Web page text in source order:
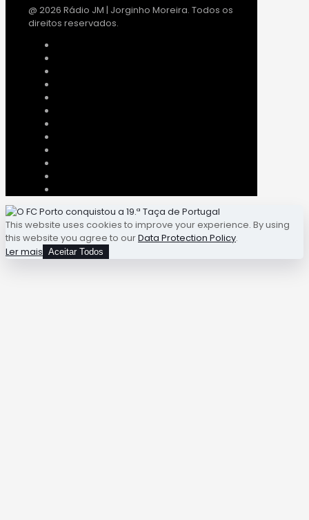
@ 2026 Rádio JM | Jorginho Moreira. Todos os
direitos reservados.
This website uses cookies to improve your experience. By using
this website you agree to ourData Protection Policy.
Ler mais Aceitar Todos